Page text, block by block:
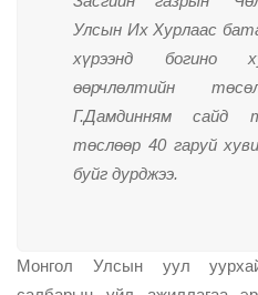
Улсын Их Хурлаас
хүрээнд богино
өөрчлөлтийн
Г.Дамдинням сайд
төслөөр 40 гаруй
буйг дурджээ.
Монгол Улсын уул